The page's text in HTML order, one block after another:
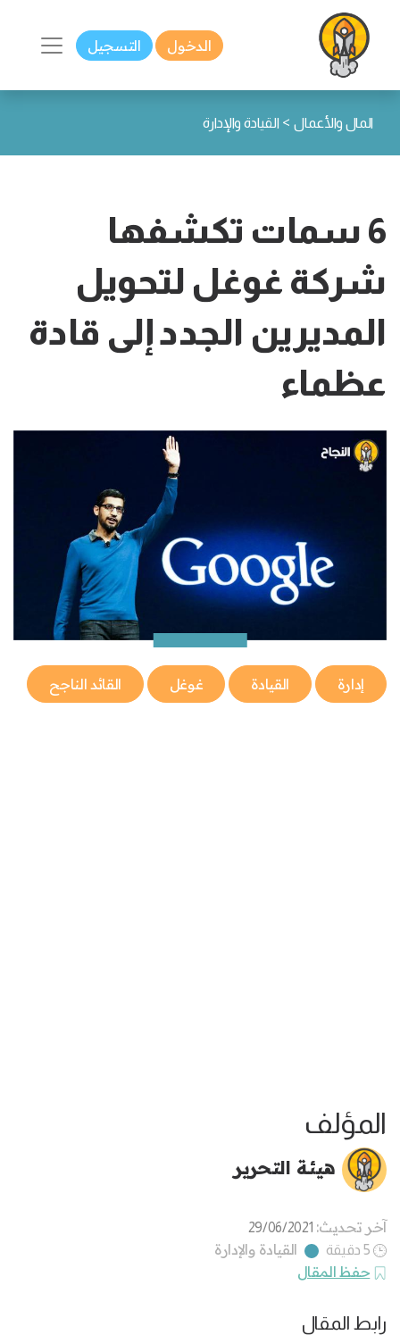
الدخول التسجيل
المال والأعمال > القيادة والإدارة
6 سمات تكشفها
شركة غوغل لتحويل
المديرين الجدد إلى قادة
عظماء
إدارة القيادة غوغل القائد الناجح
المؤلف
هيئة التحرير
آخر تحديث: 29/06/2021
5 دقيقة
القيادة والإدارة
حفظ المقال
رابط المقال